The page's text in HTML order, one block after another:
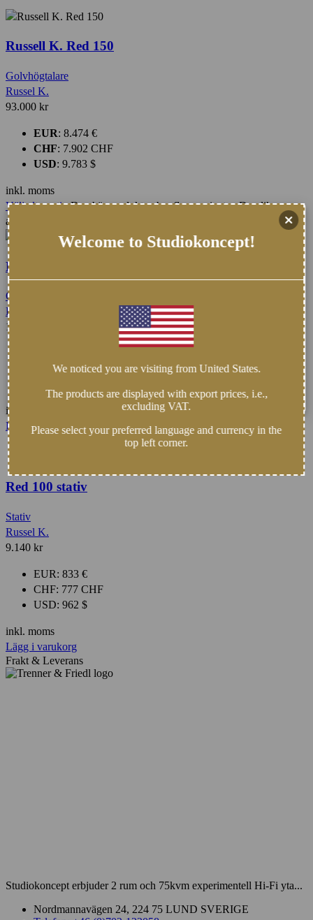
Russell K. Red 150
Golvhögtalare
Russel K.
93.000 kr
EUR: 8.474 €
CHF: 7.902 CHF
USD: 9.783 $
inkl. moms
Välj alternativ Den här produkten har flera varianter. De olika
alternativen kan väljas på produktsidan
Red 100 Grill i tyg
Övrigt
Russel K.
1.550
CHF:132 CHF
inkl. moms
Lägg i varukorg
Red 100 stativ
Stativ
Russel K.
9.140 kr
EUR: 833 €
CHF: 777 CHF
USD: 962 $
inkl. moms
Lägg i varukorg
Frakt & Leverans
Studiokoncept erbjuder 2 rum och 75kvm experimentell Hi-Fi yta...
Nordmannavägen 24, 224 75 LUND SVERIGE
Welcome to Studiokoncept!
We noticed you are visiting from United States.
The products are displayed with export prices, i.e.,
excluding VAT.
Please select your preferred language and currency in the
top left corner.